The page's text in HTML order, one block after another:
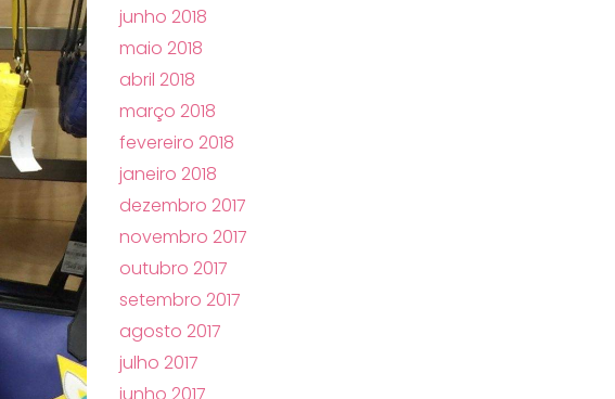
junho 2018
maio 2018
abril 2018
março 2018
fevereiro 2018
janeiro 2018
dezembro 2017
novembro 2017
outubro 2017
setembro 2017
agosto 2017
julho 2017